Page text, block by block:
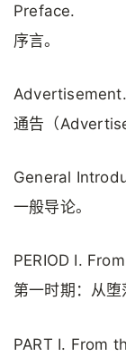
Preface.
序言。
Advertisement.
通告（
General
一般导论。
PERIOD I.
第一时期：从
PART I. From